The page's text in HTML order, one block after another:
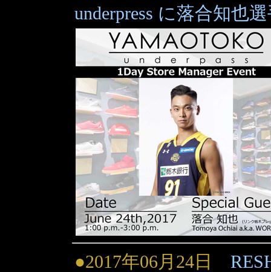
underpress に落合知也
●2017年06月24日